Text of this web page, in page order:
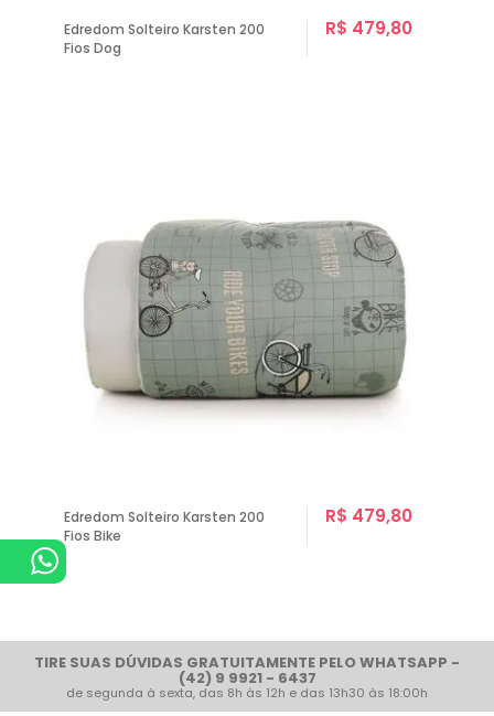
Edredom Solteiro Karsten 200
Fios Dog
R$ 479,80
Edredom Solteiro Karsten 200
Fios Bike
R$ 479,80
TIRE SUAS DÚVIDAS GRATUITAMENTE PELO WHATSAPP -
(42) 9 9921 - 6437
de segunda à sexta, das 8h às 12h e das 13h30 às 18:00h